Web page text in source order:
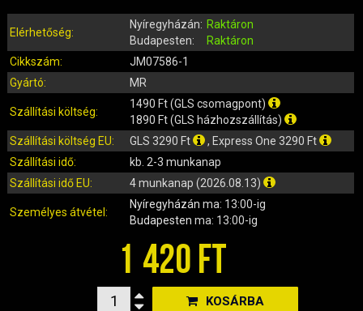
IRÁNYJELZŐ
IZZÓ (ROBOGÓ, QUAD, MOTOR)
KARBURÁTOROK ÉS ALKATRÉSZEIK
KENŐANYAGOK, TISZTÍTÓK, ÁPOLÓK
KILÓMÉTERÓRA ÉS ALKATRÉSZEI
KIPUFOGÓK ÉS TARTOZÉKAIK
KORMÁNY ÉS ALKATRÉSZEI
KXD QUAD ÉS DIRT BIKE ALKATRÉSZEK
LÁNCKEREKEK, LÁNCOK
MOTORBLOKK ÉS ALKATRÉSZEI
Elérhetőség:
Nyíregyházán: Raktáron
Budapesten:
Raktáron
Cikkszám:
JM07586-1
Gyártó:
MR
Szállítási költség:
1490 Ft (GLS csomagpont)
1890 Ft (GLS házhozszállítás)
Szállítási költség EU:
GLS 3290 Ft
, Express One 3290 Ft
Szállítási idő:
kb. 2-3 munkanap
Szállítási idő EU:
4 munkanap (2026.08.13)
Személyes átvétel:
Nyíregyházán ma: 13:00-ig
Budapesten ma: 13:00-ig
1 420 FT
KOSÁRBA